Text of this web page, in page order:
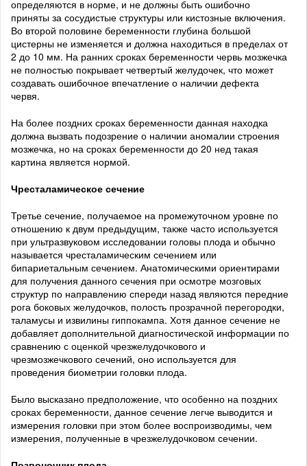
определяются в норме, и не должны быть ошибочно
приняты за сосудистые структуры или кистозные включения.
Во второй половине беременности глубина большой
цистерны не изменяется и должна находиться в пределах от
2 до 10 мм. На ранних сроках беременности червь мозжечка
не полностью покрывает четвертый желудочек, что может
создавать ошибочное впечатление о наличии дефекта
червя.
На более поздних сроках беременности данная находка
должна вызвать подозрение о наличии аномалии строения
мозжечка, но на сроках беременности до 20 нед такая
картина является нормой.
Чресталамическое сечение
Третье сечение, получаемое на промежуточном уровне по
отношению к двум предыдущим, также часто используется
при ультразвуковом исследовании головы плода и обычно
называется чресталамическим сечением или
бипариетальным сечением. Анатомическими ориентирами
для получения данного сечения при осмотре мозговых
структур по направлению спереди назад являются передние
рога боковых желудочков, полость прозрачной перегородки,
таламусы и извилины гиппокампа. Хотя данное сечение не
добавляет дополнительной диагностической информации по
сравнению с оценкой чрезжелудочкового и
чрезмозжечкового сечений, оно используется для
проведения биометрии головки плода.
Было высказано предположение, что особенно на поздних
сроках беременности, данное сечение легче выводится и
измерения головки при этом более воспроизводимы, чем
измерения, полученные в чрезжелудочковом сечении.